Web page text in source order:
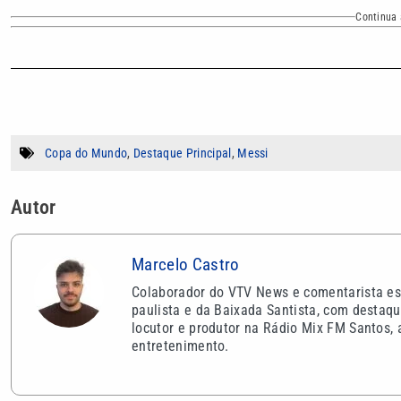
Continua
Copa do Mundo, Destaque Principal , Messi
Autor
Marcelo Castro
Colaborador do VTV News e comentarista
paulista e da Baixada Santista, com
locutor e produtor na Rádio Mix FM
entretenimento.